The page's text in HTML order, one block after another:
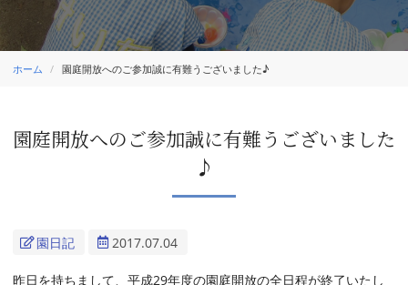
ホーム 園庭開放へのご参加誠に有難うございました♪
園庭開放へのご参加誠に有難うございました
♪
園日記 2017.07.04
昨日を持ちまして、平成29年度の園庭開放の全日程が終了いたし